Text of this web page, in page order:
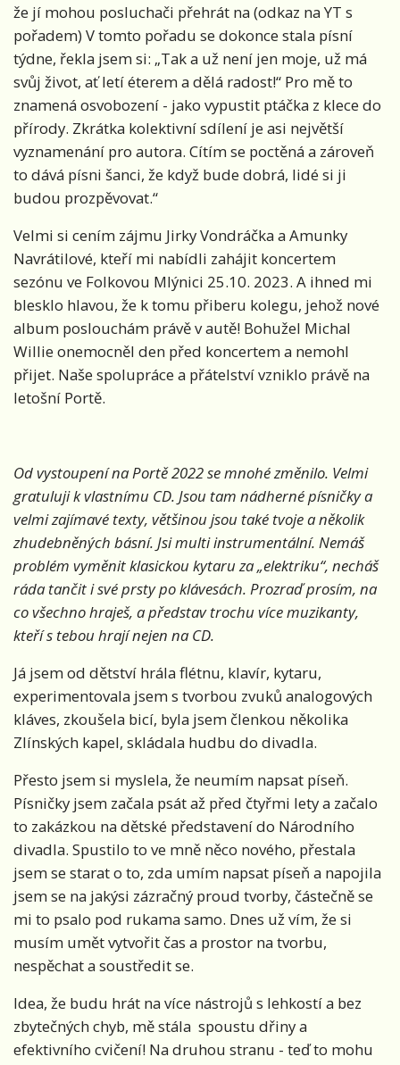
že jí mohou posluchači přehrát na (odkaz na YT s
pořadem) V tomto pořadu se dokonce stala písní
týdne, řekla jsem si: „Tak a už není jen moje, už má
svůj život, ať letí éterem a dělá radost!“ Pro mě to
znamená osvobození - jako vypustit ptáčka z klece do
přírody. Zkrátka kolektivní sdílení je asi největší
vyznamenání pro autora. Cítím se poctěná a zároveň
to dává písni šanci, že když bude dobrá, lidé si ji
budou prozpěvovat.“
Velmi si cením zájmu Jirky Vondráčka a Amunky
Navrátilové, kteří mi nabídli zahájit koncertem
sezónu ve Folkovou Mlýnici 25.10. 2023. A ihned mi
blesklo hlavou, že k tomu přiberu kolegu, jehož nové
album poslouchám právě v autě! Bohužel Michal
Willie onemocněl den před koncertem a nemohl
přijet. Naše spolupráce a přátelství vzniklo právě na
letošní Portě.
Od vystoupení na Portě 2022 se mnohé změnilo. Velmi
gratuluji k vlastnímu CD. Jsou tam nádherné písničky a
velmi zajímavé texty, většinou jsou také tvoje a několik
zhudebněných básní. Jsi multi instrumentální. Nemáš
problém vyměnit klasickou kytaru za „elektriku“, necháš
ráda tančit i své prsty po klávesách. Prozraď prosím, na
co všechno hraješ, a představ trochu více muzikanty,
kteří s tebou hrají nejen na CD.
Já jsem od dětství hrála flétnu, klavír, kytaru,
experimentovala jsem s tvorbou zvuků analogových
kláves, zkoušela bicí, byla jsem členkou několika
Zlínských kapel, skládala hudbu do divadla.
Přesto jsem si myslela, že neumím napsat píseň.
Písničky jsem začala psát až před čtyřmi lety a začalo
to zakázkou na dětské představení do Národního
divadla. Spustilo to ve mně něco nového, přestala
jsem se starat o to, zda umím napsat píseň a napojila
jsem se na jakýsi zázračný proud tvorby, částečně se
mi to psalo pod rukama samo. Dnes už vím, že si
musím umět vytvořit čas a prostor na tvorbu,
nespěchat a soustředit se.
Idea, že budu hrát na více nástrojů s lehkostí a bez
zbytečných chyb, mě stála spoustu dřiny a
efektivního cvičení! Na druhou stranu - teď to mohu